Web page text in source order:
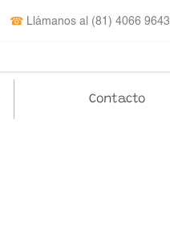
☎ Llámanos al (81) 4066 9643
Contacto